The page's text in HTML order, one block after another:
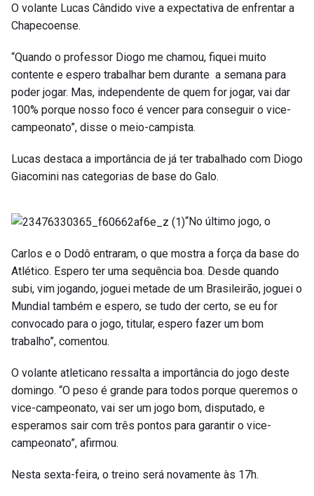
O volante Lucas Cândido vive a expectativa de enfrentar a
Chapecoense.
“Quando o professor Diogo me chamou, fiquei muito
contente e espero trabalhar bem durante a semana para
poder jogar. Mas, independente de quem for jogar, vai dar
100% porque nosso foco é vencer para conseguir o vice-
campeonato”, disse o meio-campista.
Lucas destaca a importância de já ter trabalhado com Diogo
Giacomini nas categorias de base do Galo.
“No último jogo, o
Carlos e o Dodô entraram, o que mostra a força da base do
Atlético. Espero ter uma sequência boa. Desde quando
subi, vim jogando, joguei metade de um Brasileirão, joguei o
Mundial também e espero, se tudo der certo, se eu for
convocado para o jogo, titular, espero fazer um bom
trabalho”, comentou.
O volante atleticano ressalta a importância do jogo deste
domingo. “O peso é grande para todos porque queremos o
vice-campeonato, vai ser um jogo bom, disputado, e
esperamos sair com três pontos para garantir o vice-
campeonato”, afirmou.
Nesta sexta-feira, o treino será novamente às 17h.